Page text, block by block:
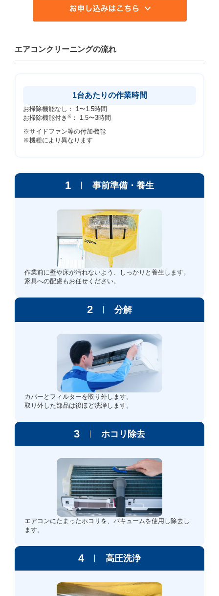
エアコンクリーニングの流れ
1台あたりの作業時間
お掃除機能なし： 1〜1.5時間
お掃除機能付き ※ ： 1.5〜3時間
※サイドファン等の付加機能
※機種により異なります
1 事前準備・養生
作業前に壁や床が汚れないよう、しっかりと養生します。
家具への配慮もお任せください。
2 分解
カバーとフィルターを取り外します。
取り外した部品は後ほど洗浄します。
3 ホコリ除去
エアコンにたまったホコリを、バキュームを使用し除去し
ます。
4 高圧洗浄